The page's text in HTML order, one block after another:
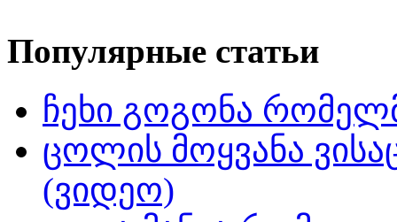
Популярные статьи
ჩეხი გოგონა
ცოლის მოყვანა
(ვიდეო)